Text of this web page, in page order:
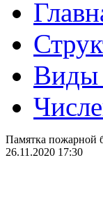
Виды
Памятка пожарной
26.11.2020 17:30